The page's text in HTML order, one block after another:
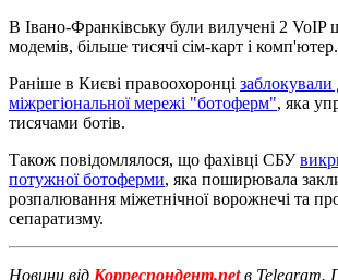
В Івано-Франківську були вилучені 2
модемів, більше тисячі сім-карт і комп'ютер.
Раніше в Києві правоохоронці заблокували
міжрегіональної мережі "ботоферм", яка
тисячами ботів.
Також повідомлялося, що фахівці СБУ
потужної ботоферми, яка поширювала
розпалювання міжетнічної ворожнечі та
сепаратизму.
Новини від Корреспондент.netв Telegram.